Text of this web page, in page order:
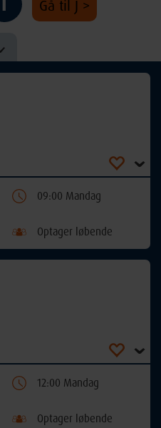
I Gå til J >
09:00 Mandag
Optager løbende
12:00 Mandag
Optager løbende